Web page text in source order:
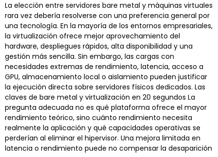
La elección entre servidores bare metal y máquinas virtuales
rara vez debería resolverse con una preferencia general por
una tecnología. En la mayoría de los entornos empresariales,
la virtualización ofrece mejor aprovechamiento del
hardware, despliegues rápidos, alta disponibilidad y una
gestión más sencilla. Sin embargo, las cargas con
necesidades extremas de rendimiento, latencia, acceso a
GPU, almacenamiento local o aislamiento pueden justificar
la ejecución directa sobre servidores físicos dedicados. Las
claves de bare metal y virtualización en 20 segundos La
pregunta adecuada no es qué plataforma ofrece el mayor
rendimiento teórico, sino cuánto rendimiento necesita
realmente la aplicación y qué capacidades operativas se
perderían al eliminar el hipervisor. Una mejora limitada en
latencia o rendimiento puede no compensar la desaparición